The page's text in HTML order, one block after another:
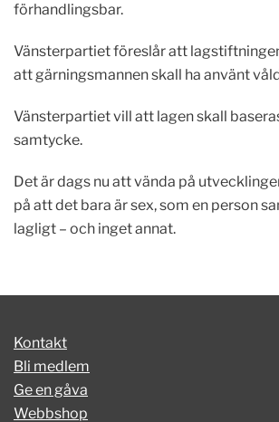
förhandlingsbar.
Vänsterpartiet föreslår att
att gärningsmannen skall ha använt
Vänsterpartiet vill att lagen skall
samtycke.
Det är dags nu att vända på
på att det bara är sex, som en person
lagligt – och inget annat.
Kontakt
Bli medlem
Ge en gåva
Webbshop